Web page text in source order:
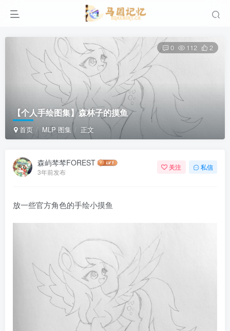
【个人手绘图集】森林子的摸鱼
首页 MLP 图集 正文
0 112 2
森屿棽棽FOREST
3年前发布
关注 私信
放一些官方角色的手绘小摸鱼